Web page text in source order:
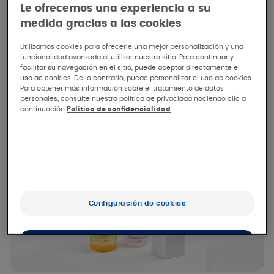
Nuestros productos de cuidado XERACALM
AD alivian de forma inmediata y duradera el
picor, la sequedad intensa y las molestiasde
la piel. ​
Ver más
Le ofrecemos una experiencia a su
medida gracias a las cookies
Utilizamos cookies para ofrecerle una mejor personalización y una
funcionalidad avanzada al utilizar nuestro sitio. Para continuar y
facilitar su navegación en el sitio, puede aceptar directamente el
uso de cookies. De lo contrario, puede personalizar el uso de cookies.
Para obtener más información sobre el tratamiento de datos
personales, consulte nuestra política de privacidad haciendo clic a
continuación: Política de confidencialidad
Configuración de cookies
OK